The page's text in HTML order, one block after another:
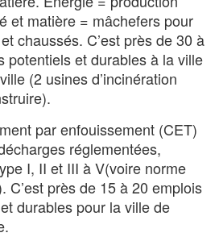
et matière = mâchefers pour
chaussés. C’est près de 30 à
potentiels et durables à la ville
(2 usines d’incinération
par enfouissement (CET)
réglementées,
I, II et III à V(voire norme
C’est près de 15 à 20 emplois
durables pour la ville de